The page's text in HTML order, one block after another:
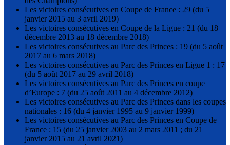
Les victoires consécutives en Coupe de France : 29 (du 5
janvier 2015 au 3 avril 2019)
Les victoires consécutives en Coupe de la Ligue : 21 (du 18
décembre 2013 au 18 décembre 2018)
Les victoires consécutives au Parc des Princes : 19 (du 5 août
2017 au 6 mars 2018)
Les victoires consécutives au Parc des Princes en Ligue 1 : 17
(du 5 août 2017 au 29 avril 2018)
Les victoires consécutives au Parc des Princes en coupe
d’Europe : 7 (du 25 août 2011 au 4 décembre 2012)
Les victoires consécutives au Parc des Princes dans les coupes
nationales : 16 (du 4 janvier 1995 au 9 janvier 1999)
Les victoires consécutives au Parc des Princes en Coupe de
France : 15 (du 25 janvier 2003 au 2 mars 2011 ; du 21
janvier 2015 au 21 avril 2021)